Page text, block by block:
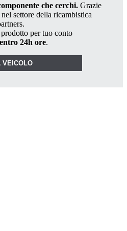
che cerchi. Grazie
settore della ricambistica
per tuo conto
24h ore.
VEICOLO